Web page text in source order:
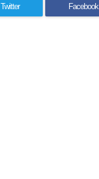
Twitter Facebook